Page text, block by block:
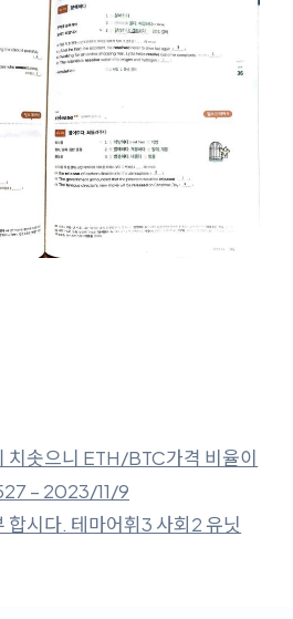
치솟으니 ETH/BTC가격 비율이
– 2023/11/9
합시다. 테마어휘3 사회2 유닛